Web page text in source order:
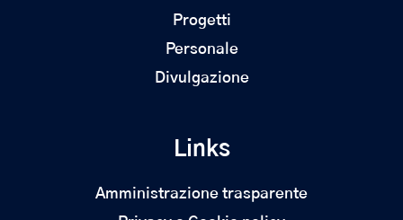
Progetti
Personale
Divulgazione
Links
Amministrazione trasparente